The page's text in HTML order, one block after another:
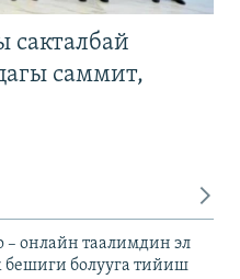
сакталбай
саммит,
– онлайн таалимдин эл
бешиги болууга тийиш